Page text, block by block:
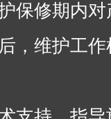
保修期内
，维护工